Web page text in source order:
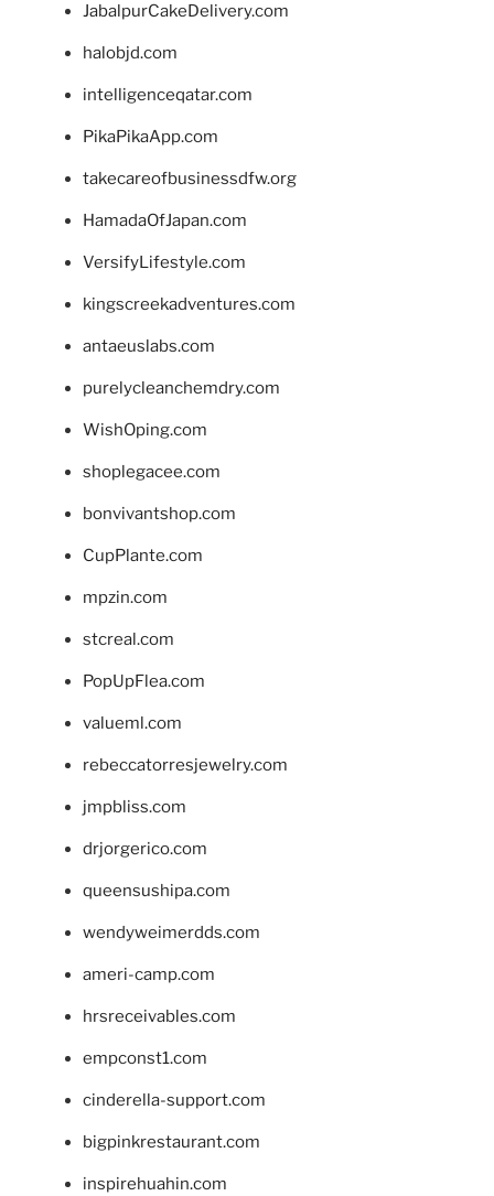
JabalpurCakeDelivery.com
halobjd.com
intelligenceqatar.com
PikaPikaApp.com
takecareofbusinessdfw.org
HamadaOfJapan.com
VersifyLifestyle.com
kingscreekadventures.com
antaeuslabs.com
purelycleanchemdry.com
WishOping.com
shoplegacee.com
bonvivantshop.com
CupPlante.com
mpzin.com
stcreal.com
PopUpFlea.com
valueml.com
rebeccatorresjewelry.com
jmpbliss.com
drjorgerico.com
queensushipa.com
wendyweimerdds.com
ameri-camp.com
hrsreceivables.com
empconst1.com
cinderella-support.com
bigpinkrestaurant.com
inspirehuahin.com